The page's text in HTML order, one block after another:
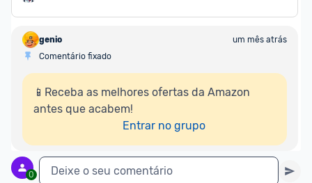
genio
um mês atrás
Comentário fixado
📱Receba as melhores ofertas da Amazon
antes que acabem!
Entrar no grupo
0 Deixe o seu comentário